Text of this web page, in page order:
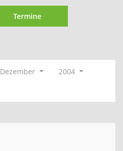
Termine
Dezember
2004